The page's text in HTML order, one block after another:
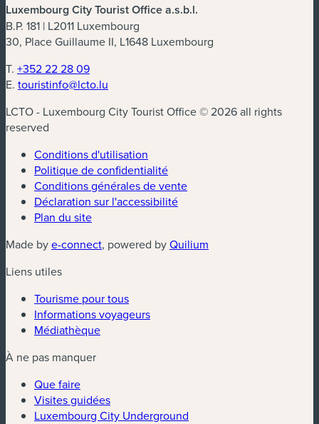
Luxembourg City Tourist Office a.s.b.l.
B.P. 181 | L2011 Luxembourg
30, Place Guillaume II, L1648 Luxembourg
T. +352 22 28 09
E. touristinfo@lcto.lu
LCTO - Luxembourg City Tourist Office © 2026 all rights
reserved
Conditions d'utilisation
Politique de confidentialité
Conditions générales de vente
Déclaration sur l'accessibilité
Plan du site
Made bye-connect(nouvelle fenêtre)
, powered byQuilium
Liens utiles
Tourisme pour tous
Informations voyageurs
Médiathèque
À ne pas manquer
Que faire
Visites guidées
Luxembourg City Underground